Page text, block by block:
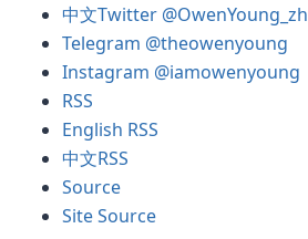
中文Twitter @OwenYoung_zh
Telegram @theowenyoung
Instagram @iamowenyoung
RSS
English RSS
中文RSS
Source
Site Source